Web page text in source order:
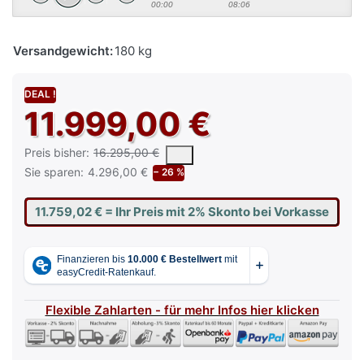
00:00 08:06
Versandgewicht:180 kg
DEAL !
11.999,00 €
Preis bisher: 16.295,00 €
Es handelt sich um den niedrigsten Preis des Produktes in
Sie sparen: 4.296,00 € − 26 %
11.759,02 € = Ihr Preis mit 2% Skonto bei Vorkasse
Flexible Zahlarten - für mehr Infos hier klicken